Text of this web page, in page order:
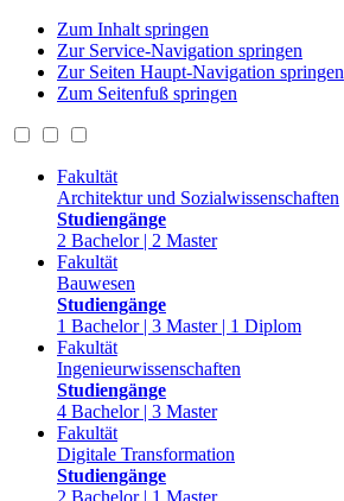
Zum Inhalt springen
Zur Service-Navigation springen
Zur Seiten Haupt-Navigation springen
Zum Seitenfuß springen
Fakultät
Architektur und Sozialwissenschaften
Studiengänge
2 Bachelor | 2 Master
Fakultät
Bauwesen
Studiengänge
1 Bachelor | 3 Master | 1 Diplom
Fakultät
Ingenieurwissenschaften
Studiengänge
4 Bachelor | 3 Master
Fakultät
Digitale Transformation
Studiengänge
2 Bachelor | 1 Master